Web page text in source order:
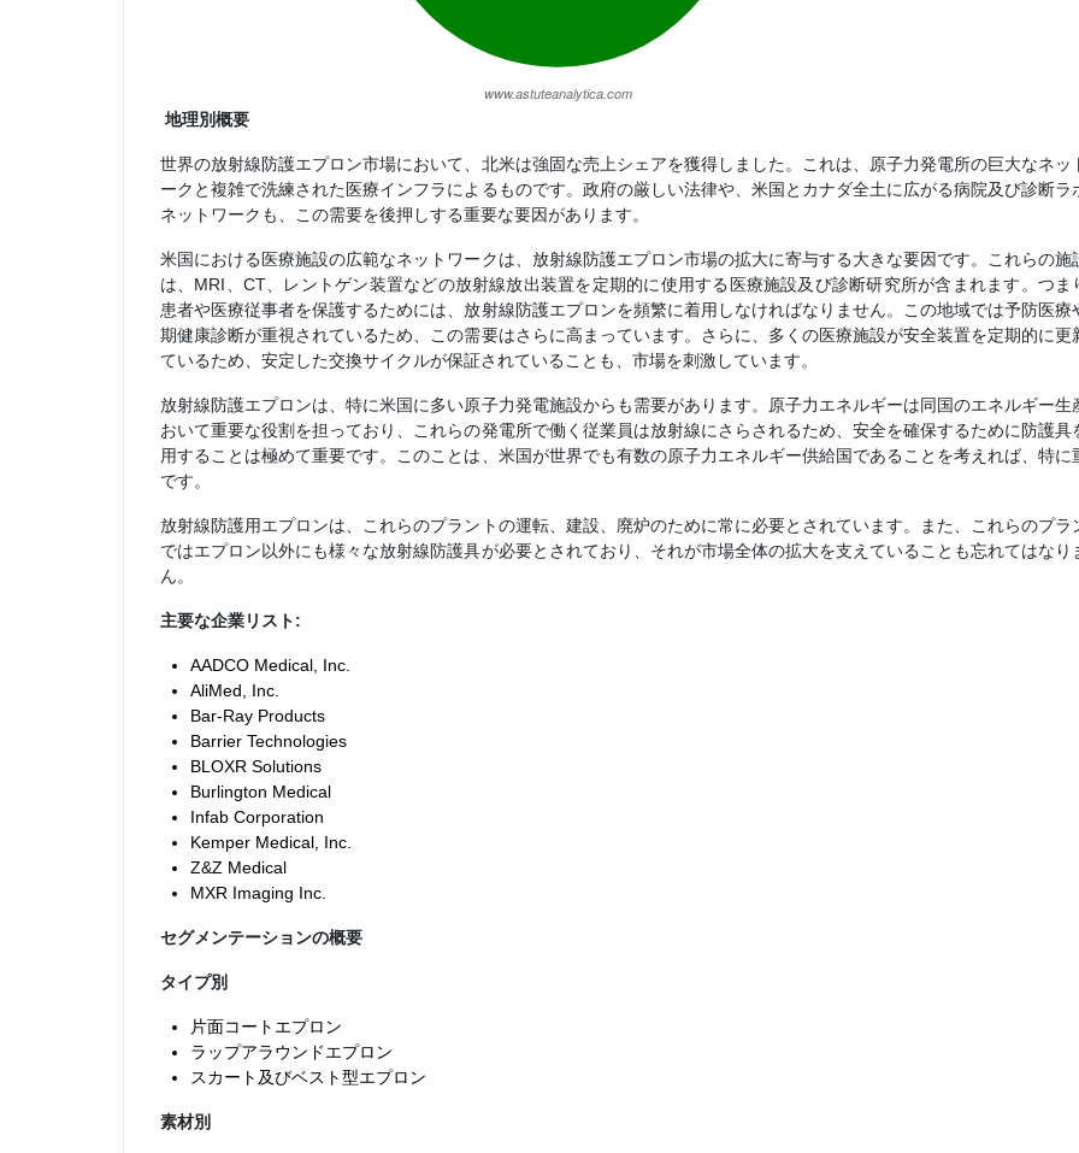
地理別概要
世界の放射線防護エプロン市場において、北米は強固な売上シェアを獲得しました。これは、原子力発電所の巨大なネッ
ークと複雑で洗練された医療インフラによるものです。政府の厳しい法律や、米国とカナダ全土に広がる病院及び診断ラ
ネットワークも、この需要を後押しする重要な要因があります。
米国における医療施設の広範なネットワークは、放射線防護エプロン市場の拡大に寄与する大きな要因です。これらの施
は、MRI、CT、レントゲン装置などの放射線放出装置を定期的に使用する医療施設及び診断研究所が含まれます。つま
患者や医療従事者を保護するためには、放射線防護エプロンを頻繁に着用しなければなりません。この地域では予防医療
期健康診断が重視されているため、この需要はさらに高まっています。さらに、多くの医療施設が安全装置を定期的に更
ているため、安定した交換サイクルが保証されていることも、市場を刺激しています。
放射線防護エプロンは、特に米国に多い原子力発電施設からも需要があります。原子力エネルギーは同国のエネルギー生
おいて重要な役割を担っており、これらの発電所で働く従業員は放射線にさらされるため、安全を確保するために防護具
用することは極めて重要です。このことは、米国が世界でも有数の原子力エネルギー供給国であることを考えれば、特に
です。
放射線防護用エプロンは、これらのプラントの運転、建設、廃炉のために常に必要とされています。また、これらのプラ
ではエプロン以外にも様々な放射線防護具が必要とされており、それが市場全体の拡大を支えていることも忘れてはなり
ん。
主要な企業リスト:
AADCO Medical, Inc.
AliMed, Inc.
Bar-Ray Products
Barrier Technologies
BLOXR Solutions
Burlington Medical
Infab Corporation
Kemper Medical, Inc.
Z&Z Medical
MXR Imaging Inc.
セグメンテーションの概要
タイプ別
片面コートエプロン
ラップアラウンドエプロン
スカート及びベスト型エプロン
素材別